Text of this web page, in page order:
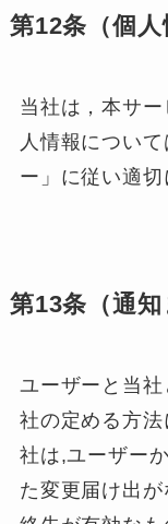
第12条（個人
当社は，本サ
人情報につい
ー」に従い適切
第13条（通知
ユーザーと当
社の定める方
社は,ユーザー
た変更届け出